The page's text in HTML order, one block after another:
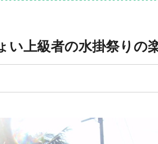
い上級者の水掛祭りの